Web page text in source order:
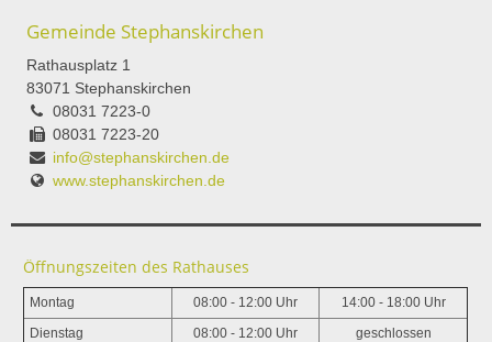
Gemeinde Stephanskirchen
Rathausplatz 1
83071 Stephanskirchen
08031 7223-0
08031 7223-20
info@stephanskirchen.de
www.stephanskirchen.de
Öffnungszeiten des Rathauses
Montag 08:00 - 12:00 Uhr 14:00 - 18:00 Uhr
Dienstag 08:00 - 12:00 Uhr geschlossen